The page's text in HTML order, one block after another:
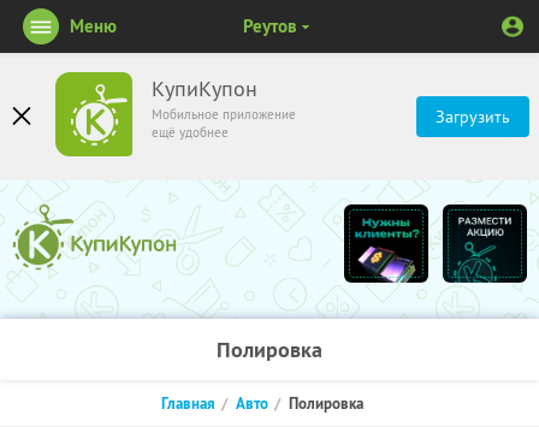
КупиКупон
Мобильное приложение
ещё удобнее
Загрузить
Меню Реутов
Полировка
Главная Авто Полировка